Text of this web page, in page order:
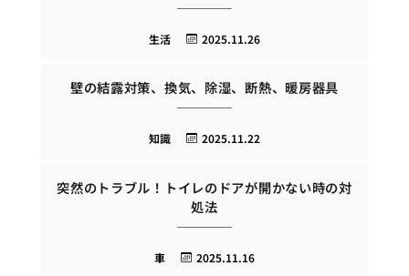
2025.11.26
生活
壁の結露対策、換気、除湿、断熱、暖房器具
2025.11.22
知識
突然のトラブル！トイレのドアが開かない時の対
処法
2025.11.16
車